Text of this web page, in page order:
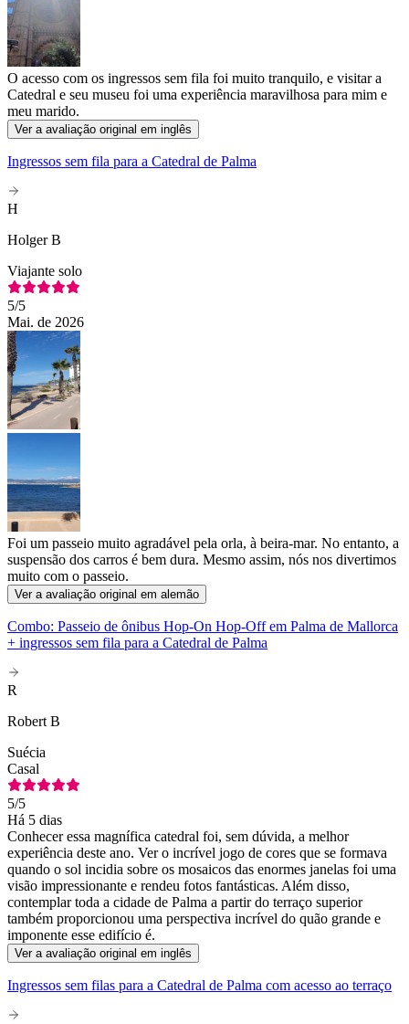
O acesso com os ingressos sem fila foi muito tranquilo, e visitar a
Catedral e seu museu foi uma experiência maravilhosa para mim e
meu marido.
Ver a avaliação original em inglês
Ingressos sem fila para a Catedral de Palma
H
Holger B
Viajante solo
5/5
Mai. de 2026
Foi um passeio muito agradável pela orla, à beira-mar. No entanto, a
suspensão dos carros é bem dura. Mesmo assim, nós nos divertimos
muito com o passeio.
Ver a avaliação original em alemão
Combo: Passeio de ônibus Hop-On Hop-Off em Palma de Mallorca
+ ingressos sem fila para a Catedral de Palma
R
Robert B
Suécia
Casal
5/5
Há 5 dias
Conhecer essa magnífica catedral foi, sem dúvida, a melhor
experiência deste ano. Ver o incrível jogo de cores que se formava
quando o sol incidia sobre os mosaicos das enormes janelas foi uma
visão impressionante e rendeu fotos fantásticas. Além disso,
contemplar toda a cidade de Palma a partir do terraço superior
também proporcionou uma perspectiva incrível do quão grande e
imponente esse edifício é.
Ver a avaliação original em inglês
Ingressos sem filas para a Catedral de Palma com acesso ao terraço